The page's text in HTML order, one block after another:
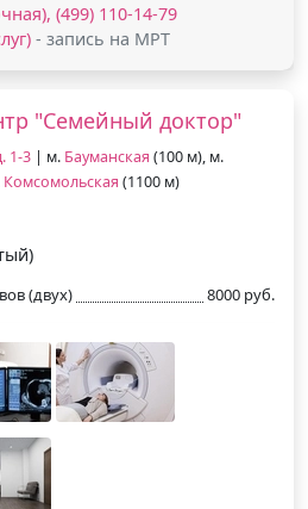
(499) 110-14-79
- запись на МРТ
"Семейный доктор"
1-3 | м. Бауманская (100 м), м.
Комсомольская (1100 м)
(двух) 8000 руб.